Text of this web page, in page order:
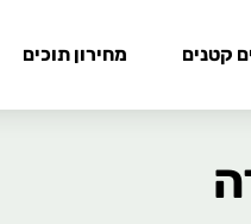
קטנים מחירון תוכים